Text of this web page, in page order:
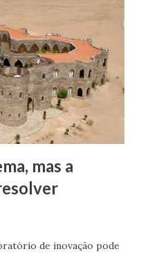
mesmo em
mesmo a custo de
digitais. O
Reagan, em 1983,
de Posicionamento
dessa plataforma
produtos e serviços
mas a
de inovação pode